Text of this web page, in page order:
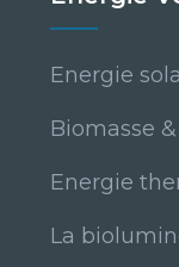
Energie
Biomasse
Energie
La